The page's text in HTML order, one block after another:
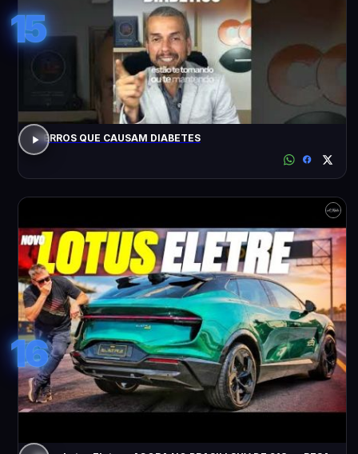
15
7 ERROS QUE CAUSAM DIABETES
16